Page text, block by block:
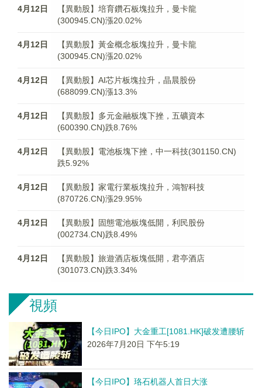
4月12日
【異動股】培育鑽石板塊拉升，曼卡龍
(300945.CN)漲20.02%
4月12日
【異動股】黃金概念板塊拉升，曼卡龍
(300945.CN)漲20.02%
4月12日
【異動股】AI芯片板塊拉升，晶晨股份
(688099.CN)漲13.3%
4月12日
【異動股】多元金融板塊下挫，五礦資本
(600390.CN)跌8.76%
4月12日
【異動股】電池板塊下挫，中一科技(301150.CN)
跌5.92%
4月12日
【異動股】家電行業板塊拉升，鴻智科技
(870726.CN)漲29.95%
4月12日
【異動股】固態電池板塊低開，利民股份
(002734.CN)跌8.49%
4月12日
【異動股】旅遊酒店板塊低開，君亭酒店
(301073.CN)跌3.34%
視頻
【今日IPO】大金重工[1081.HK]破发遭腰斩
2026年7月20日 下午5:19
【今日IPO】珞石机器人首日大涨